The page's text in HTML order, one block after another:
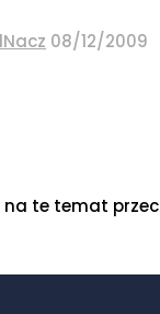
08/12/2009
na te temat